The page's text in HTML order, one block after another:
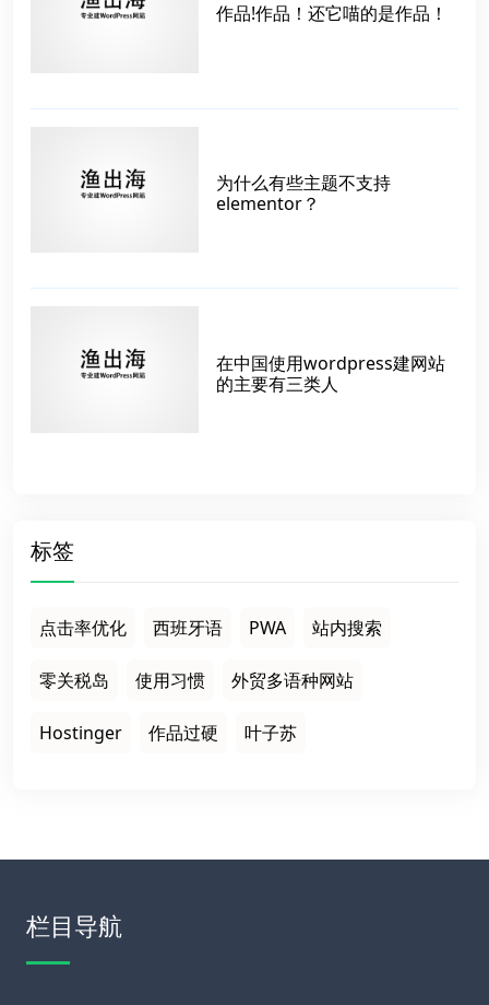
作品!作品！还它喵的是作品！
为什么有些主题不支持
elementor？
在中国使用wordpress建网站
的主要有三类人
标签
点击率优化 西班牙语 PWA 站内搜索
零关税岛 使用习惯 外贸多语种网站
Hostinger 作品过硬 叶子苏
栏目导航